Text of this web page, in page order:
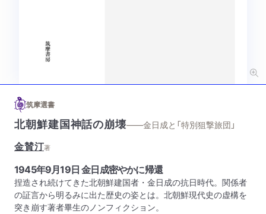
筑摩選書
北朝鮮建国神話の崩壊——金日成と「特別狙撃旅団」
金賛汀著
1945年9月19日 金日成密やかに帰還
捏造され続けてきた北朝鮮建国者・金日成の抗日時代。関係者
の証言から明るみに出た歴史の姿とは。北朝鮮現代史の虚構を
突き崩す著者畢生のノンフィクション。